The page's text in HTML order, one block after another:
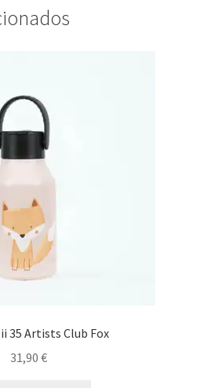
35 Artists Club Fox
31,90 €